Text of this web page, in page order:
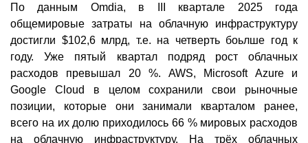
По данным Omdia, в III квартале 2025 года
общемировые затраты на облачную инфраструктуру
достигли $102,6 млрд, т.е. на четверть боьлше год к
году. Уже пятый квартал подряд рост облачных
расходов превышал 20 %. AWS, Microsoft Azure и
Google Cloud в целом сохранили свои рыночные
позиции, которые они занимали кварталом ранее,
всего на их долю приходилось 66 % мировых расходов
на облачную инфраструктуру. На трёх облачных